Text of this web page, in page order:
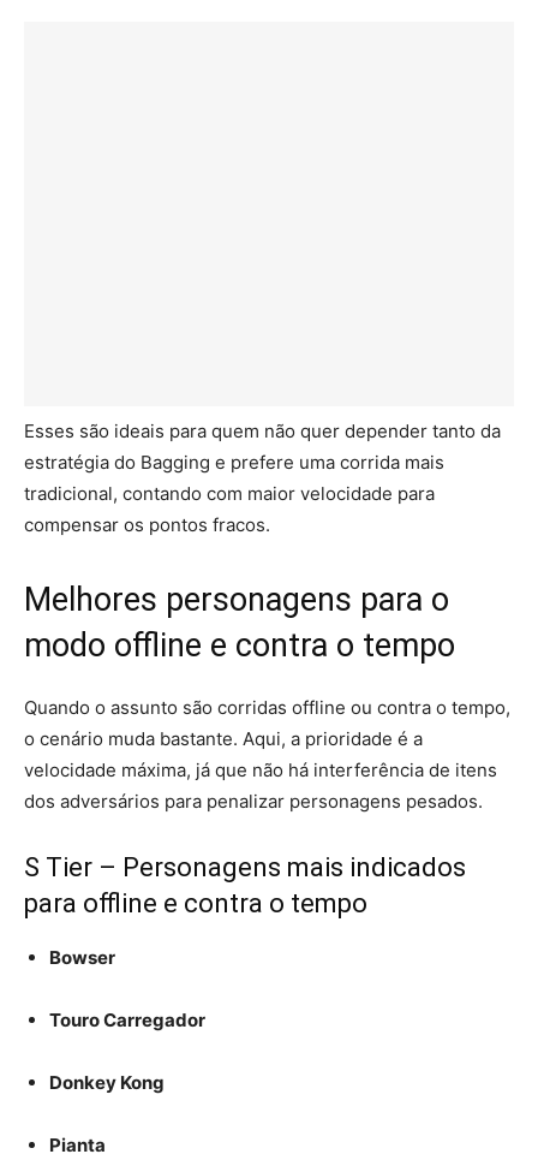
Esses são ideais para quem não quer depender tanto da
estratégia do Bagging e prefere uma corrida mais
tradicional, contando com maior velocidade para
compensar os pontos fracos.
Melhores personagens para o
modo offline e contra o tempo
Quando o assunto são corridas offline ou contra o tempo,
o cenário muda bastante. Aqui, a prioridade é a
velocidade máxima, já que não há interferência de itens
dos adversários para penalizar personagens pesados.
S Tier – Personagens mais indicados
para offline e contra o tempo
Bowser
Touro Carregador
Donkey Kong
Pianta